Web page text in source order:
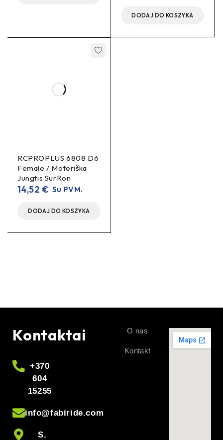
DODAJ DO KOSZYKA
RCPROPLUS 6808 D6
Female / Moteriška
Jungtis SurRon
14,52€ Su PVM.
DODAJ DO KOSZYKA
Kontaktai
+370
604
15255
info@fabiride.com
S.
O nas
Kontakt